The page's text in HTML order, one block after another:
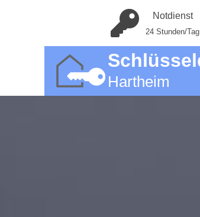
Notdienst
24 Stunden/Tag
Hartheim